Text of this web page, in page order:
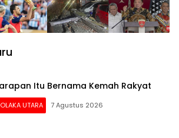
Itu Bernama Kemah Rakyat
UTARA 7 Agustus 2026